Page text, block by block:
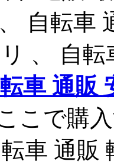
自転車
、 自
車 通販
こで購
車 通販